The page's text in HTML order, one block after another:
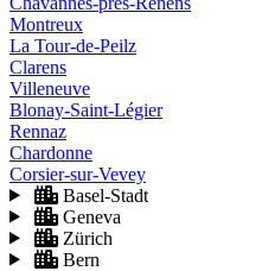
Montreux
La Tour-de-Peilz
Clarens
Villeneuve
Blonay-Saint-Légier
Rennaz
Chardonne
Corsier-sur-Vevey
Basel-Stadt
Geneva
Zürich
Bern